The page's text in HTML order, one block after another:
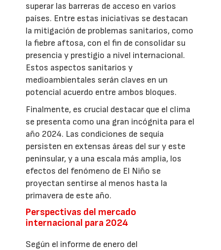
superar las barreras de acceso en varios
países. Entre estas iniciativas se destacan
la mitigación de problemas sanitarios, como
la fiebre aftosa, con el fin de consolidar su
presencia y prestigio a nivel internacional.
Estos aspectos sanitarios y
medioambientales serán claves en un
potencial acuerdo entre ambos bloques.
Finalmente, es crucial destacar que el clima
se presenta como una gran incógnita para el
año 2024. Las condiciones de sequía
persisten en extensas áreas del sur y este
peninsular, y a una escala más amplia, los
efectos del fenómeno de El Niño se
proyectan sentirse al menos hasta la
primavera de este año.
Perspectivas del mercado
internacional para 2024
Según el informe de enero del